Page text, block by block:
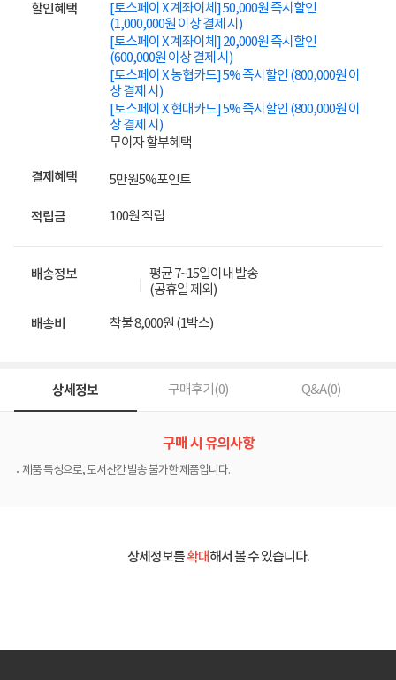
할인혜택
[토스페이 X 계좌이체] 50,000원 즉시할인
(1,000,000원 이상 결제 시)
[토스페이 X 계좌이체] 20,000원 즉시할인
(600,000원 이상 결제 시)
[토스페이 X 농협카드] 5% 즉시할인 (800,000원 이
상 결제 시)
[토스페이 X 현대카드] 5% 즉시할인 (800,000원 이
상 결제 시)
무이자 할부혜택
결제혜택 5만원5%포인트
적립금 100원 적립
배송정보
평균 7~15일이내 발송
(공휴일 제외)
배송비 착불 8,000원 (1박스)
상세정보 구매후기(0) Q&A(0)
구매 시 유의사항
제품 특성으로, 도서산간 발송 불가한 제품입니다.
상세정보를확대해서 볼 수 있습니다.